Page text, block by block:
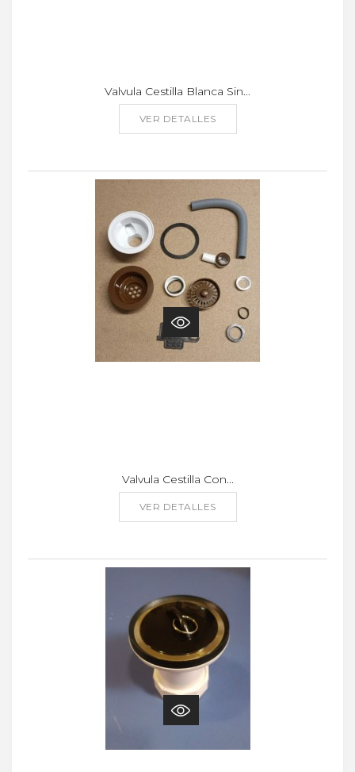
Valvula Cestilla Blanca Sin...
VER DETALLES
Valvula Cestilla Con...
VER DETALLES